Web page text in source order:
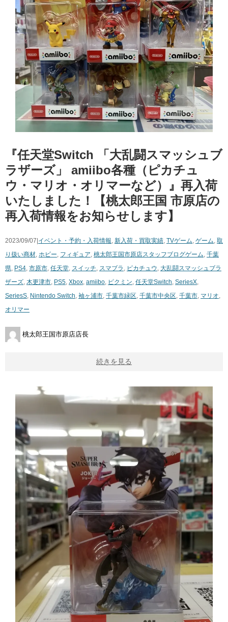
『任天堂Switch 「大乱闘スマッシュブ
ラザーズ」 amiibo各種（ピカチュ
ウ・マリオ・オリマーなど）』再入荷
いたしました！【桃太郎王国 市原店の
再入荷情報をお知らせします】
2023/09/07| イベント・予約・入荷情報, 新入荷・買取実績, TVゲーム, ゲーム, 取
り扱い商材, ホビー, フィギュア, 桃太郎王国市原店スタッフブログゲーム, 千葉
県, PS4, 市原市, 任天堂, スイッチ, スマブラ , ピカチュウ, 大乱闘スマッシュブラ
ザーズ, 木更津市, PS5, Xbox, amiibo, ピクミン, 任天堂Switch, SeriesX,
SeriesS, Nintendo Switch, 袖ヶ浦市, 千葉市緑区, 千葉市中央区, 千葉市, マリオ,
オリマー
桃太郎王国市原店店長
続きを見る